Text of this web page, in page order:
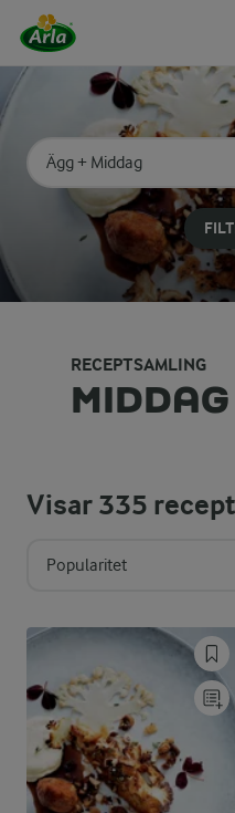
Sök på kategori eller
Skriv in sökord för att få
RECEPTSAMLING
Visar335 recept
Popularitet